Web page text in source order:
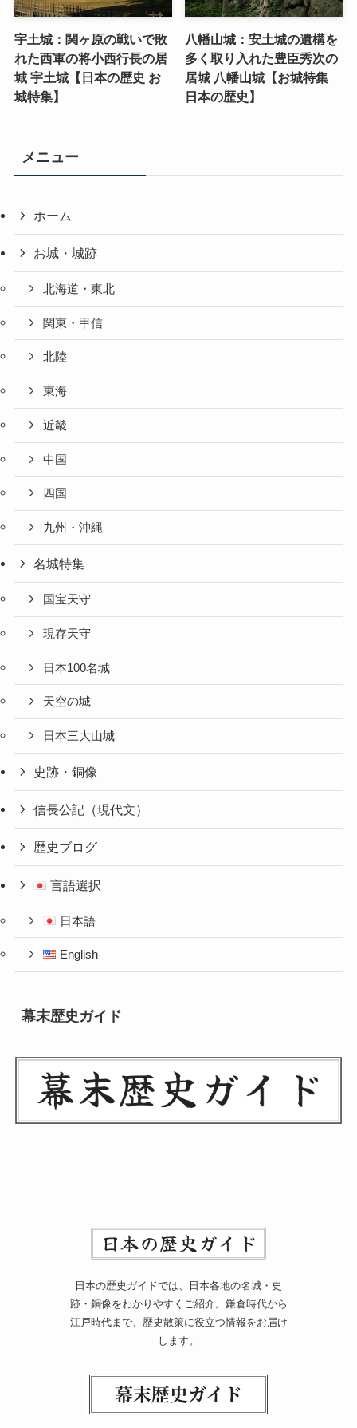
宇土城：関ヶ原の戦いで敗
れた西軍の将小西行長の居
城 宇土城【日本の歴史 お
城特集】
八幡山城：安土城の遺構を
多く取り入れた豊臣秀次の
居城 八幡山城【お城特集
日本の歴史】
メニュー
ホーム
お城・城跡
北海道・東北
関東・甲信
北陸
東海
近畿
中国
四国
九州・沖縄
名城特集
国宝天守
現存天守
日本100名城
天空の城
日本三大山城
史跡・銅像
信長公記（現代文）
歴史ブログ
言語選択
日本語
English
幕末歴史ガイド
日本の歴史ガイドでは、日本各地の名城・史
跡・銅像をわかりやすくご紹介。鎌倉時代から
江戸時代まで、歴史散策に役立つ情報をお届け
します。